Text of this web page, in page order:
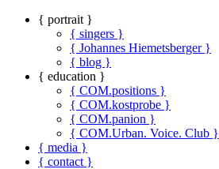
{ portrait }
{ singers }
{ Johannes Hiemetsberger }
{ blog }
{ education }
{ COM.positions }
{ COM.kostprobe }
{ COM.panion }
{ COM.Urban. Voice. Club }
{ media }
{ contact }